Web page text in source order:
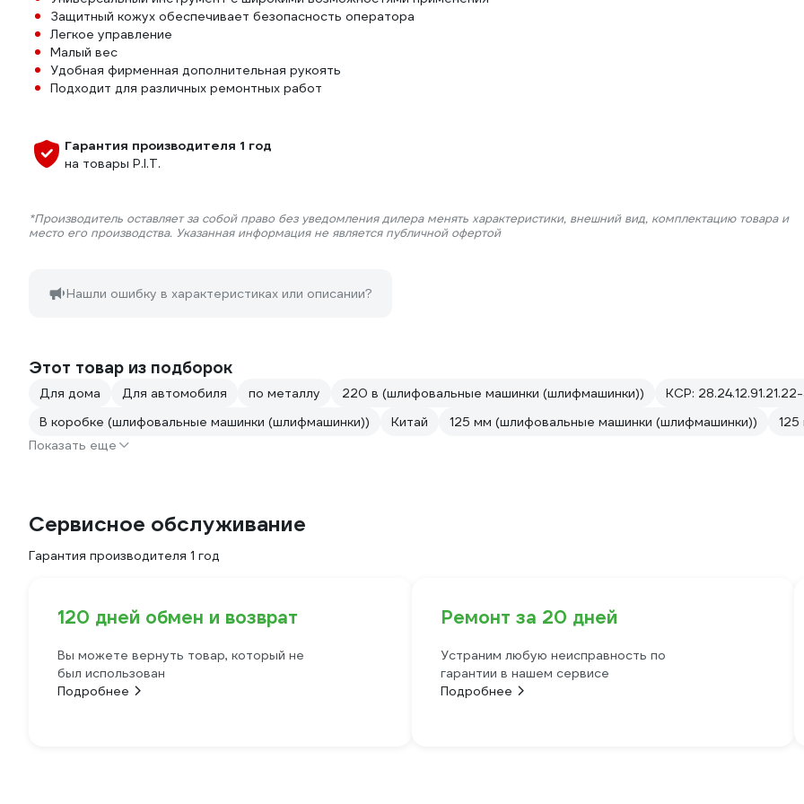
Защитный кожух обеспечивает безопасность оператора
Легкое управление
Малый вес
Удобная фирменная дополнительная рукоять
Подходит для различных ремонтных работ
Гарантия производителя 1 год
на товары P.I.T.
*Производитель оставляет за собой право без уведомления дилера менять характеристики, внешний вид, комплектацию товара и
место его производства. Указанная информация не является публичной офертой
Нашли ошибку в характеристиках или описании?
Этот товар из подборок
Для дома Для автомобиля по металлу 220 в (шлифовальные машинки (шлифмашинки))
КСР:
В коробке (шлифовальные машинки (шлифмашинки))
Китай 125 мм (шлифовальные машинки (шлифмашинки))
Показать еще
Сервисное обслуживание
Гарантия производителя 1 год
120 дней обмен и возврат
Вы можете вернуть товар, который не
был использован
Подробнее
Ремонт за 20 дней
Устраним любую неисправность по
гарантии в нашем сервисе
Подробнее